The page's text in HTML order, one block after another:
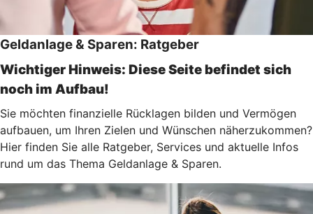
Geldanlage & Sparen: Ratgeber
Wichtiger Hinweis: Diese Seite befindet sich
noch im Aufbau!
Sie möchten finanzielle Rücklagen bilden und Vermögen
aufbauen, um Ihren Zielen und Wünschen näherzukommen?
Hier finden Sie alle Ratgeber, Services und aktuelle Infos
rund um das Thema Geldanlage & Sparen.